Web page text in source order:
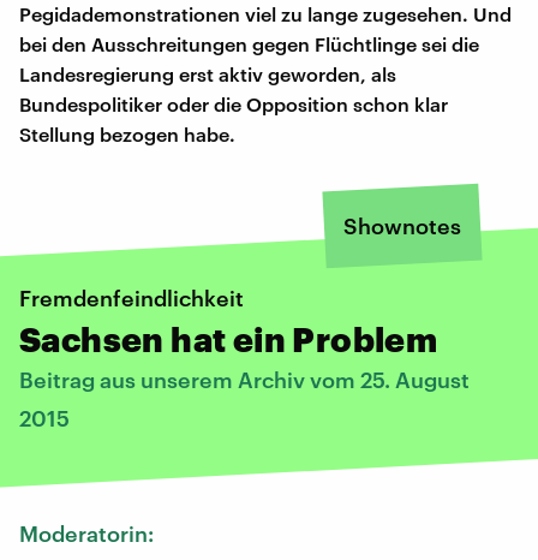
Pegidademonstrationen viel zu lange zugesehen. Und
bei den Ausschreitungen gegen Flüchtlinge sei die
Landesregierung erst aktiv geworden, als
Bundespolitiker oder die Opposition schon klar
Stellung bezogen habe.
Shownotes
Fremdenfeindlichkeit
Sachsen hat ein Problem
Beitrag aus unserem Archiv vom 25. August
2015
Moderatorin: